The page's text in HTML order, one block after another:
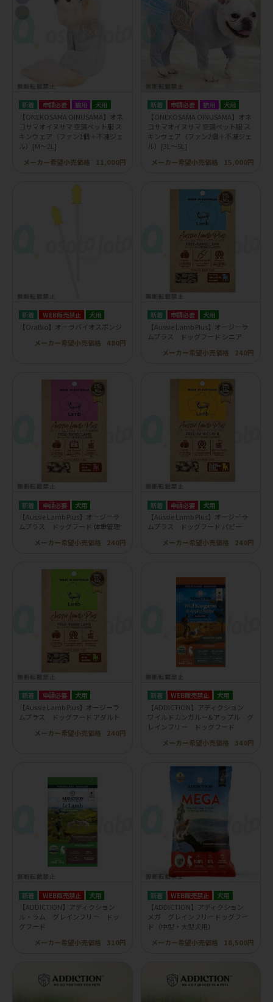
申請必要 猫用 犬用
【ONEKOSAMA OINUSAMA】オネ
コサマオイヌサマ 空調ペット服 ス
キンウェア（ファン1個＋不凍ジェ
ル）[M～2L]
メーカー希望小売価格
11,000円
申請必要 猫用 犬用
【ONEKOSAMA OINUSAMA】オネ
コサマオイヌサマ 空調ペット服 ス
キンウェア（ファン2個＋不凍ジェ
ル）[3L～5L]
メーカー希望小売価格
15,000円
WEB販売禁止 犬用
【OraBio】オーラバイオスポンジ
メーカー希望小売価格
480円
申請必要 犬用
【Aussie Lamb Plus】オージーラ
ムプラス ドッグフード シニア
メーカー希望小売価格
240円
申請必要 犬用
【Aussie Lamb Plus】オージーラ
ムプラス ドッグフード 体重管理
メーカー希望小売価格
240円
申請必要 犬用
【Aussie Lamb Plus】オージーラ
ムプラス ドッグフード パピー
メーカー希望小売価格
240円
申請必要 犬用
【Aussie Lamb Plus】オージーラ
ムプラス ドッグフード アダルト
メーカー希望小売価格
240円
WEB販売禁止 犬用
【ADDICTION】アディクション
ワイルドカンガルー&アップル グ
レインフリー ドッグフード
メーカー希望小売価格
340円
WEB販売禁止 犬用
【ADDICTION】アディクション
ル・ラム グレインフリー ドッ
グフード
メーカー希望小売価格
310円
WEB販売禁止 犬用
【ADDICTION】アディクション
メガ グレインフリードッグフー
ド（中型・大型犬用）
メーカー希望小売価格
18,500円